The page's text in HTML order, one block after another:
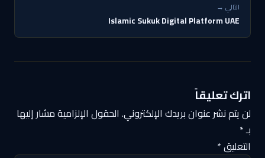
التالي →
Islamic Sukuk Digital Platform UAE
اترك تعليقاً
لن يتم نشر عنوان بريدك الإلكتروني. الحقول الإلزامية مشار إليها
بـ*
التعليق*